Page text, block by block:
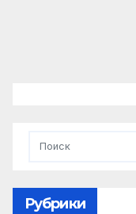
Рубрики